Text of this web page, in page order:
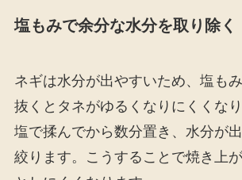
塩もみで余分な水分を取り除く
ネギは水分が出やすいため、塩も
抜くとタネがゆるくなりにくくな
塩で揉んでから数分置き、水分が
絞ります。こうすることで焼き上